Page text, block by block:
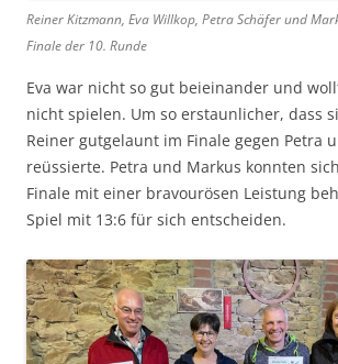
Reiner Kitzmann, Eva Willkop, Petra Schäfer und
Finale der 10. Runde
Eva war nicht so gut beieinander und
nicht spielen. Um so erstaunlicher, dass
Reiner gutgelaunt im Finale gegen Petra
reüssierte. Petra und Markus konnten
Finale mit einer bravourösen Leistung
Spiel mit 13:6 für sich entscheiden.